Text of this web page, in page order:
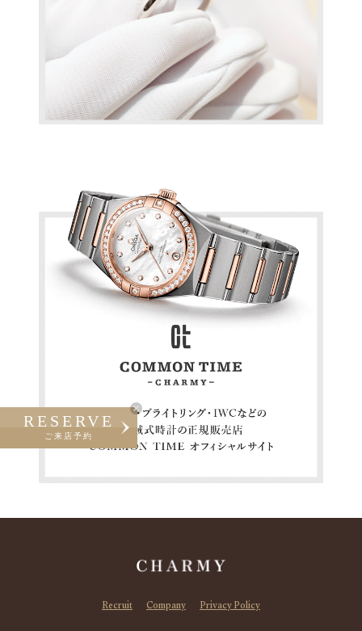
RESERVE
ご来店予約
Recruit Company Privacy Policy